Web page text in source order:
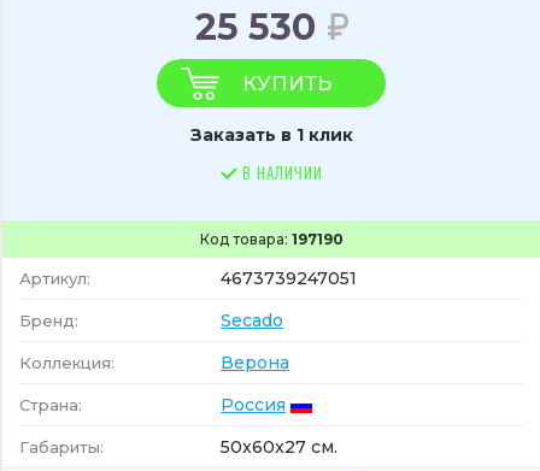
Код товара: 197190
Артикул: 4673739247051
Бренд: Secado
Коллекция: Верона
Страна: Россия
Габариты: 50x60x27 см.
25 530
КУПИТЬ
Заказать в 1 клик
В НАЛИЧИИ